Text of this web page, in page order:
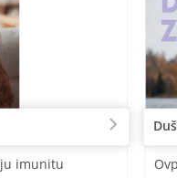
imunitu